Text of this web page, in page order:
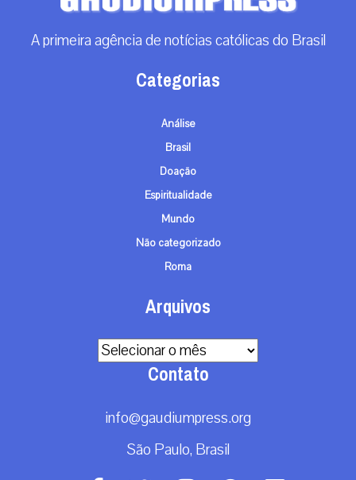
A primeira agência de notícias católicas do Brasil
Categorias
Análise
Brasil
Doação
Espiritualidade
Mundo
Não categorizado
Roma
Arquivos
Arquivos
Contato
info@gaudiumpress.org
São Paulo, Brasil